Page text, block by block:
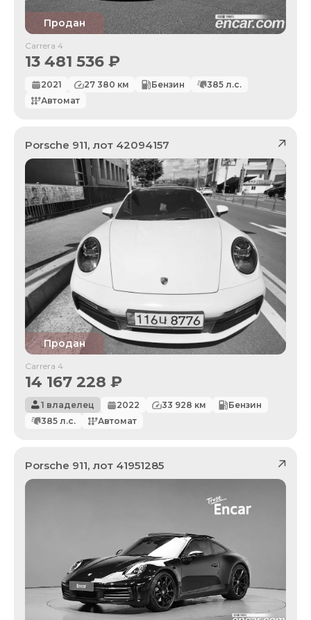
Продан
Carrera 4
13 481 536 ₽
2021 27 380 км Бензин 385 л.с.
Автомат
Porsche 911, лот 42094157
Продан
Carrera 4
14 167 228 ₽
1 владелец 2022 33 928 км
Бензин
385 л.с. Автомат
Porsche 911, лот 41951285